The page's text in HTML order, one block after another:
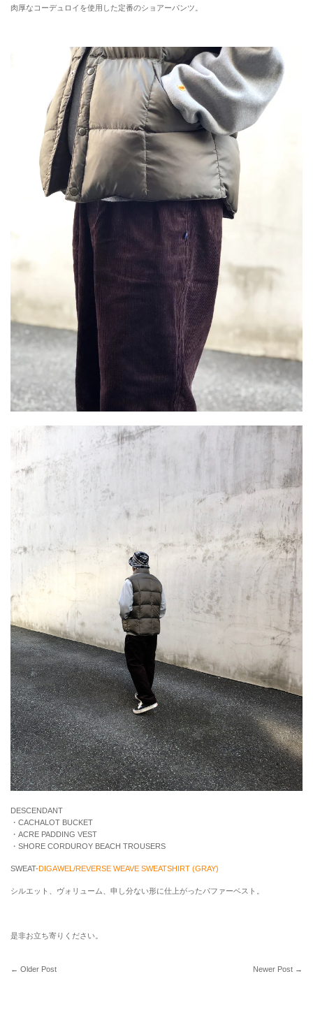
肉厚なコーデュロイを使用した定番のショアーパンツ。
DESCENDANT
・CACHALOT BUCKET
・ACRE PADDING VEST
・SHORE CORDUROY BEACH TROUSERS
SWEAT-DIGAWEL/REVERSE WEAVE SWEATSHIRT (GRAY)
シルエット、ヴォリューム、申し分ない形に仕上がったパファーベスト。
是非お立ち寄りください。
← Older Post Newer Post →